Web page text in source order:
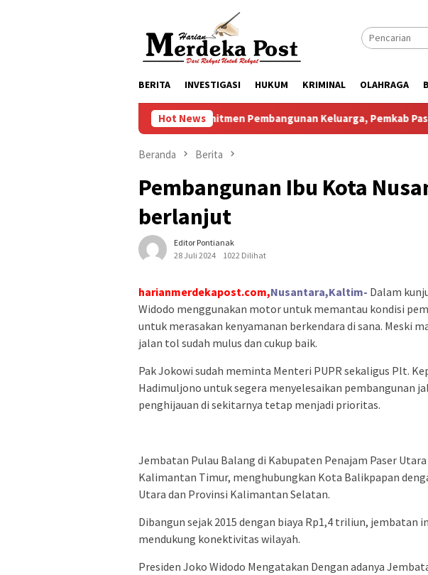
BERITA INVESTIGASI HUKUM KRIMINAL OLAHRAGA
Hot News
Komitmen Pembangunan Keluarga, Pemkab Pasuruan
Beranda Berita
Pembangunan Ibu Kota
berlanjut
Editor Pontianak
28 Juli 2024
1022 Dilihat
harianmerdekapost.com,Nusantara,Kaltim- Dalam
Widodo menggunakan motor untuk memantau kondisi
untuk merasakan kenyamanan berkendara di sana. Meski
jalan tol sudah mulus dan cukup baik.
Pak Jokowi sudah meminta Menteri PUPR sekaligus Plt.
Hadimuljono untuk segera menyelesaikan pembangunan
penghijauan di sekitarnya tetap menjadi prioritas.
Jembatan Pulau Balang di Kabupaten Penajam Paser
Kalimantan Timur, menghubungkan Kota Balikpapan
Utara dan Provinsi Kalimantan Selatan.
Dibangun sejak 2015 dengan biaya Rp1,4 triliun, jembatan
mendukung konektivitas wilayah.
Presiden Joko Widodo Mengatakan Dengan adanya